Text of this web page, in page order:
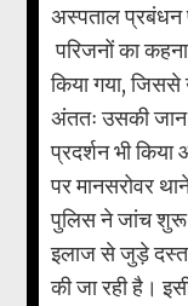
अस्पताल प्रबंधन
परिजनों का
किया गया,
अंततः उसकी जान
प्रदर्शन भी
पर मानसरोवर
पुलिस ने जांच शुरू
इलाज से जुड़े
की जा रही है।